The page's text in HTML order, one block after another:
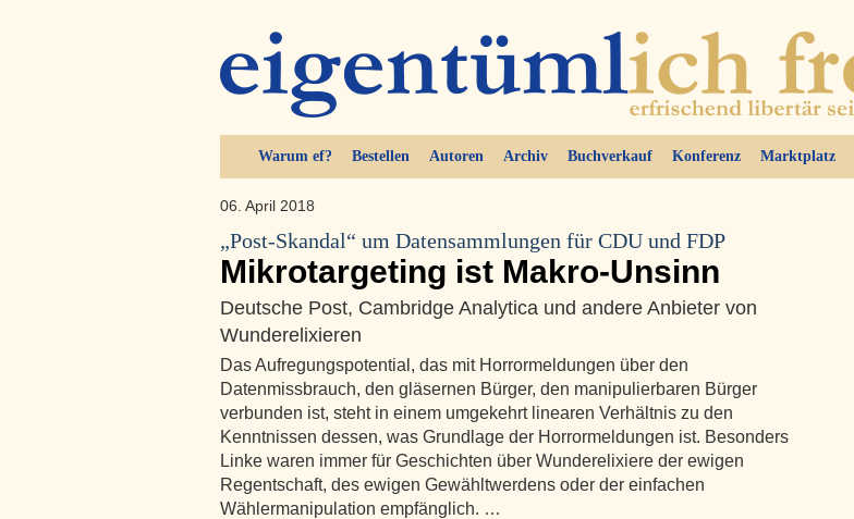
Warum ef? Bestellen Autoren Archiv Buchverkauf Konferenz Marktplatz
06. April 2018
„Post-Skandal“ um Datensammlungen für CDU und FDP
Mikrotargeting ist Makro-Unsinn
Deutsche Post, Cambridge Analytica und andere Anbieter von
Wunderelixieren
Das Aufregungspotential, das mit Horrormeldungen über den
Datenmissbrauch, den gläsernen Bürger, den manipulierbaren Bürger
verbunden ist, steht in einem umgekehrt linearen Verhältnis zu den
Kenntnissen dessen, was Grundlage der Horrormeldungen ist. Besonders
Linke waren immer für Geschichten über Wunderelixiere der ewigen
Regentschaft, des ewigen Gewähltwerdens oder der einfachen
Wählermanipulation empfänglich. …